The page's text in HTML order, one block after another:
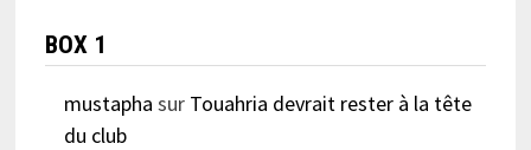
BOX 1
mustapha sur Touahria devrait rester à la tête
du club